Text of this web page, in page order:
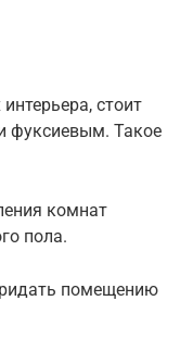
стоит
фуксиевым. Такое
комнат
пола.
помещению